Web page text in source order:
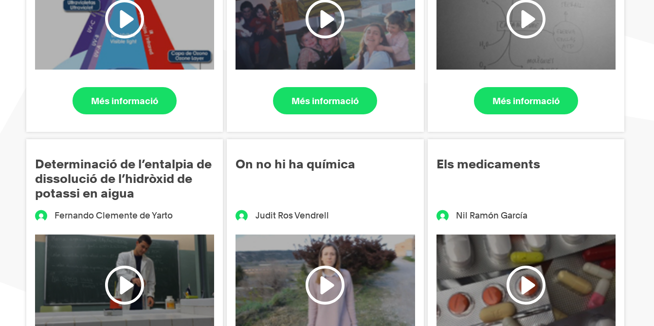
Més informació Més informació Més informació
Determinació de l’entalpia de
dissolució de l’hidròxid de
potassi en aigua
Fernando Clemente de Yarto
On no hi ha química
Judit Ros Vendrell
Els medicaments
Nil Ramón García